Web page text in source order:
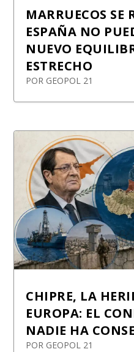
MARRUECOS SE
ESPAÑA NO
NUEVO
ESTRECHO
POR GEOPOL 21
CHIPRE, LA
EUROPA: EL
NADIE HA
POR GEOPOL 21